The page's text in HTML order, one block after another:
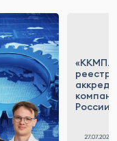
реестр
России